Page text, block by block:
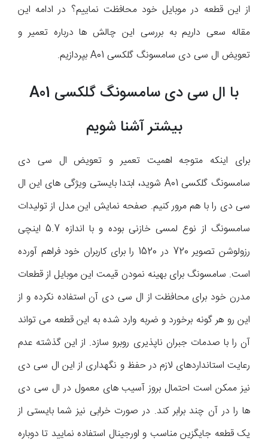
از این قطعه در موبایل خود محافظت نماییم؟ در ادامه این
مقاله سعی داریم به بررسی این چالش ها درباره تعمیر و
تعویض ال سی دی سامسونگ گلکسی A01 بپردازیم.
با ال سی دی سامسونگ گلکسی A01
بیشتر آشنا شویم
برای اینکه متوجه اهمیت تعمیر و تعویض ال سی دی
سامسونگ گلکسی A01 شوید، ابتدا بایستی ویژگی های این ال
سی دی را با هم مرور کنیم. صفحه نمایش این مدل از تولیدات
سامسونگ از نوع لمسی خازنی بوده و با اندازه 5.7 اینچی
رزولوشن تصویر 720 در 1520 را برای کاربران خود فراهم آورده
است. سامسونگ برای بهینه نمود‌ن قیمت این موبایل از قطعات
مدرن خود برای محافظت از ال سی دی آن استفاده نکرده و از
این رو هر گونه برخورد و ضربه وارد شده به این قطعه می تواند
آن را با صدمات جبران ناپذیری روبرو سازد. از این گذشته عدم
رعایت استانداردهای لازم در حفظ و نگهداری از این ال سی دی
نیز ممکن است احتمال بروز آسیب های معمول در ال سی دی
ها را در آن چند برابر کند. در صورت خرابی نیز شما بایستی از
یک قطعه جایگزین مناسب و اورجینال استفاده نمایید تا دوباره